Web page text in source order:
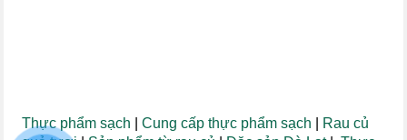
Thực phẩm sạch |Cung cấp thực phẩm sạch
Rau củ